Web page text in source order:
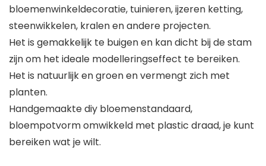
bloemenwinkeldecoratie, tuinieren, ijzeren ketting,
steenwikkelen, kralen en andere projecten.
Het is gemakkelijk te buigen en kan dicht bij de stam
zijn om het ideale modelleringseffect te bereiken.
Het is natuurlijk en groen en vermengt zich met
planten.
Handgemaakte diy bloemenstandaard,
bloempotvorm omwikkeld met plastic draad, je kunt
bereiken wat je wilt.